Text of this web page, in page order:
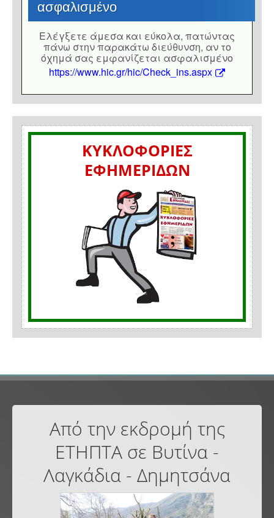
ασφαλισμένο
Eλέγξετε άμεσα και εύκολα, πατώντας
πάνω στην παρακάτω διεύθυνση, αν το
όχημά σας εμφανίζεται ασφαλισμένο
https://www.hic.gr/hic/Check_ins.aspx
ΚΥΚΛΟΦΟΡΙΕΣ
ΕΦΗΜΕΡΙΔΩΝ
Από την εκδρομή της
ΕΤΗΠΤΑ σε Βυτίνα -
Λαγκάδια - Δημητσάνα